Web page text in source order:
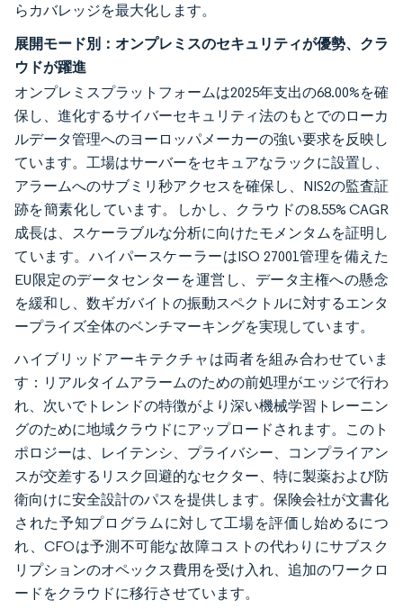
らカバレッジを最大化します。
展開モード別：オンプレミスのセキュリティが優勢、クラ
ウドが躍進
オンプレミスプラットフォームは2025年支出の68.00%を確
保し、進化するサイバーセキュリティ法のもとでのローカ
ルデータ管理へのヨーロッパメーカーの強い要求を反映し
ています。工場はサーバーをセキュアなラックに設置し、
アラームへのサブミリ秒アクセスを確保し、NIS2の監査証
跡を簡素化しています。しかし、クラウドの8.55% CAGR
成長は、スケーラブルな分析に向けたモメンタムを証明し
ています。ハイパースケーラーはISO 27001管理を備えた
EU限定のデータセンターを運営し、データ主権への懸念
を緩和し、数ギガバイトの振動スペクトルに対するエンタ
ープライズ全体のベンチマーキングを実現しています。
ハイブリッドアーキテクチャは両者を組み合わせていま
す：リアルタイムアラームのための前処理がエッジで行わ
れ、次いでトレンドの特徴がより深い機械学習トレーニン
グのために地域クラウドにアップロードされます。このト
ポロジーは、レイテンシ、プライバシー、コンプライアン
スが交差するリスク回避的なセクター、特に製薬および防
衛向けに安全設計のパスを提供します。保険会社が文書化
された予知プログラムに対して工場を評価し始めるにつ
れ、CFOは予測不可能な故障コストの代わりにサブスク
リプションのオペックス費用を受け入れ、追加のワークロ
ードをクラウドに移行させています。